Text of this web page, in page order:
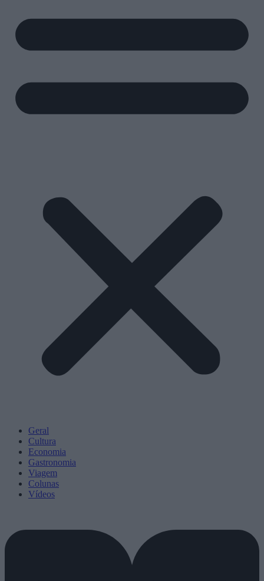
Geral
Cultura
Economia
Gastronomia
Viagem
Colunas
Vídeos